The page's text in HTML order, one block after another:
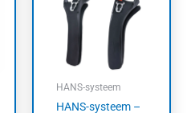
HANS-systeem
HANS-systeem –
meerdere
variaties.
Deze
optie